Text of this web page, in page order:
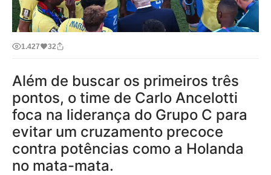
1.427 32
Além de buscar os primeiros três
pontos, o time de Carlo Ancelotti
foca na liderança do Grupo C para
evitar um cruzamento precoce
contra potências como a Holanda
no mata-mata.